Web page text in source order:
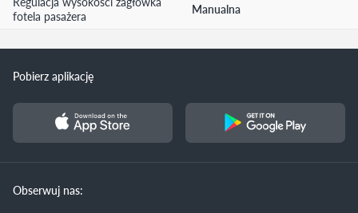
fotela pasażera
Manualna
Pobierz aplikację
Obserwuj nas: